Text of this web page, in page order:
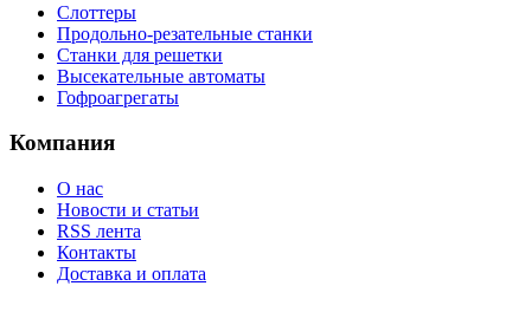
Слоттеры
Продольно-резательные станки
Станки для решетки
Высекательные автоматы
Гофроагрегаты
Компания
О нас
Новости и статьи
RSS лента
Контакты
Доставка и оплата